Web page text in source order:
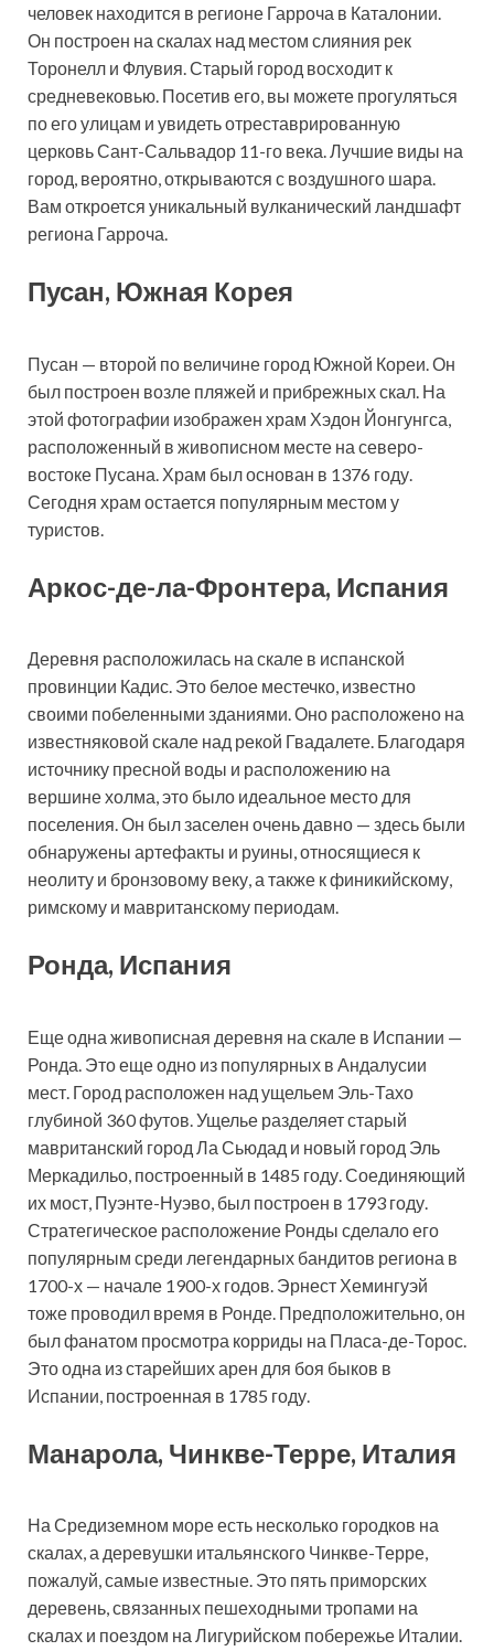
человек находится в регионе Гарроча в Каталонии.
Он построен на скалах над местом слияния рек
Торонелл и Флувия. Старый город восходит к
средневековью. Посетив его, вы можете прогуляться
по его улицам и увидеть отреставрированную
церковь Сант-Сальвадор 11-го века. Лучшие виды на
город, вероятно, открываются с воздушного шара.
Вам откроется уникальный вулканический ландшафт
региона Гарроча.
Пусан, Южная Корея
Пусан — второй по величине город Южной Кореи. Он
был построен возле пляжей и прибрежных скал. На
этой фотографии изображен храм Хэдон Йонгунгса,
расположенный в живописном месте на северо-
востоке Пусана. Храм был основан в 1376 году.
Сегодня храм остается популярным местом у
туристов.
Аркос-де-ла-Фронтера, Испания
Деревня расположилась на скале в испанской
провинции Кадис. Это белое местечко, известно
своими побеленными зданиями. Оно расположено на
известняковой скале над рекой Гвадалете. Благодаря
источнику пресной воды и расположению на
вершине холма, это было идеальное место для
поселения. Он был заселен очень давно — здесь были
обнаружены артефакты и руины, относящиеся к
неолиту и бронзовому веку, а также к финикийскому,
римскому и мавританскому периодам.
Ронда, Испания
Еще одна живописная деревня на скале в Испании —
Ронда. Это еще одно из популярных в Андалусии
мест. Город расположен над ущельем Эль-Тахо
глубиной 360 футов. Ущелье разделяет старый
мавританский город Ла Сьюдад и новый город Эль
Меркадильо, построенный в 1485 году. Соединяющий
их мост, Пуэнте-Нуэво, был построен в 1793 году.
Стратегическое расположение Ронды сделало его
популярным среди легендарных бандитов региона в
1700-х — начале 1900-х годов. Эрнест Хемингуэй
тоже проводил время в Ронде. Предположительно, он
был фанатом просмотра корриды на Пласа-де-Торос.
Это одна из старейших арен для боя быков в
Испании, построенная в 1785 году.
Манарола, Чинкве-Терре, Италия
На Средиземном море есть несколько городков на
скалах, а деревушки итальянского Чинкве-Терре,
пожалуй, самые известные. Это пять приморских
деревень, связанных пешеходными тропами на
скалах и поездом на Лигурийском побережье Италии.